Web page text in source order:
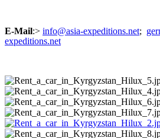
E-Mail:> info@asia-expeditions.net;
expeditions.net